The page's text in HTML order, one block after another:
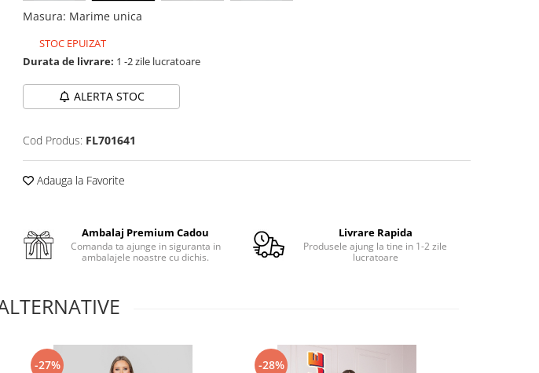
Masura: Marime unica
STOC EPUIZAT
Durata de livrare: 1 -2 zile lucratoare
ALERTA STOC
Cod Produs: FL701641
Adauga la Favorite
Ambalaj Premium Cadou
Comanda ta ajunge in siguranta in
ambalajele noastre cu dichis.
Livrare Rapida
Produsele ajung la tine in 1-2 zile
lucratoare
-27% -28%